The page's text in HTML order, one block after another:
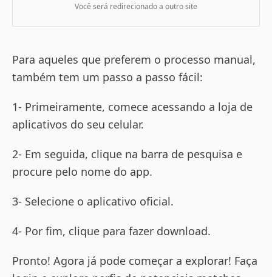
Você será redirecionado a outro site
Para aqueles que preferem o processo manual,
também tem um passo a passo fácil:
1- Primeiramente, comece acessando a loja de
aplicativos do seu celular.
2- Em seguida, clique na barra de pesquisa e
procure pelo nome do app.
3- Selecione o aplicativo oficial.
4- Por fim, clique para fazer download.
Pronto! Agora já pode começar a explorar! Faça